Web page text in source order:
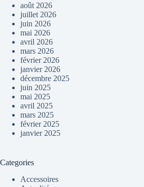
août 2026
juillet 2026
juin 2026
mai 2026
avril 2026
mars 2026
février 2026
janvier 2026
décembre 2025
juin 2025
mai 2025
avril 2025
mars 2025
février 2025
janvier 2025
Categories
Accessoires